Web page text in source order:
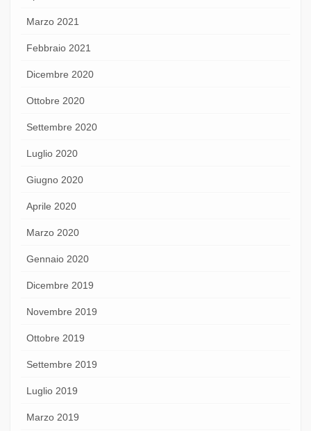
Marzo 2021
Febbraio 2021
Dicembre 2020
Ottobre 2020
Settembre 2020
Luglio 2020
Giugno 2020
Aprile 2020
Marzo 2020
Gennaio 2020
Dicembre 2019
Novembre 2019
Ottobre 2019
Settembre 2019
Luglio 2019
Marzo 2019